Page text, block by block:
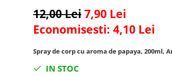
12,00 Lei7,90 Lei
Economisesti: 4,10 Lei
Spray de corp cu aroma de papaya, 200ml,
IN STOC